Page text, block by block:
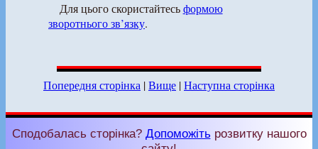
Для цього скористайтесьформою
зворотнього зв’язку.
Попередня сторінка |Вище |Наступна сторінка
Сподобалась сторінка? Допоможіть розвитку нашого